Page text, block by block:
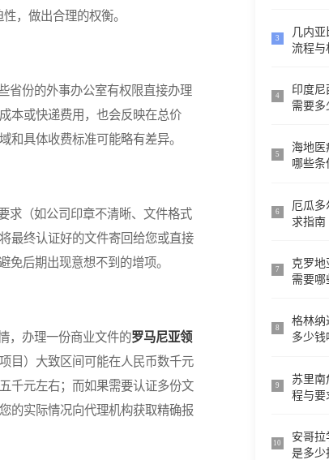
，做出合理的权衡。
份的外事办公室有权限直接办理
本或快递费用，也会反映在总价
和具体收费标准可能略有差异。
（如公司印章不清晰、文件格式
最终认证好的文件寄回给您或直接
免后期出现意想不到的增项。
，办理一份商业文件的罗马尼亚领
目）大致区间可能在人民币数千元
千元左右；而如果需要认证多份文
的实际情况向代理机构获取精确报
3
几内
流程与
4
印度尼
需要多
5
海地医
哪些条
6
厄瓜多
求指南
7
克罗地
需要哪
8
格林纳
多少钱
9
苏里南
程与要
10
安哥拉
是多少